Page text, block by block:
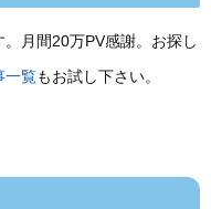
月間20万PV感謝。お探し
一覧もお試し下さい。